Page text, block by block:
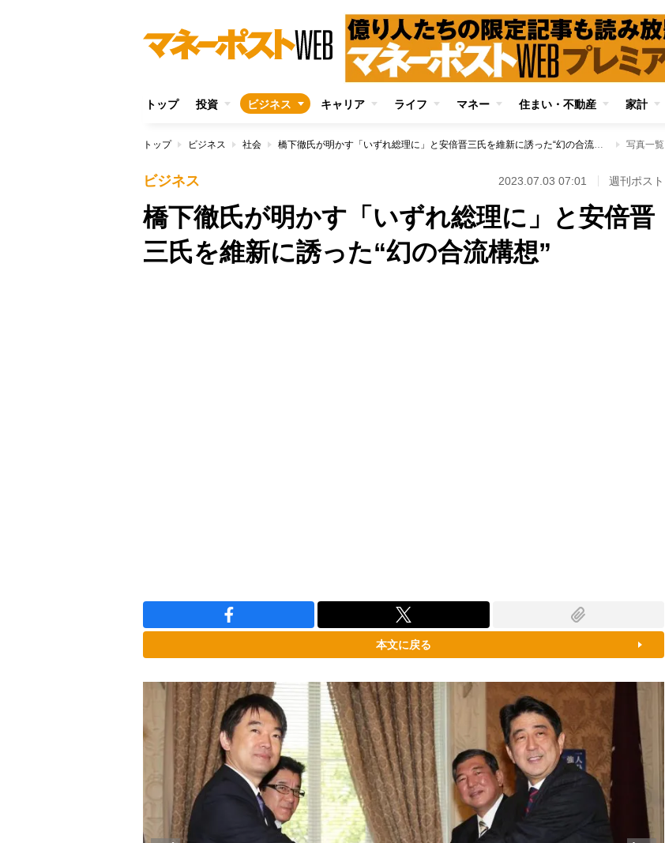
トップ 投資 ビジネス キャリア ライフ マネー 住まい・不動産 家計
トップ ビジネス 社会 橋下徹氏が明かす「いずれ総理に」と安倍晋三氏を維新に誘った“幻の合流構想” 写真一覧
ビジネス 2023.07.03 07:01 週刊ポスト
橋下徹氏が明かす「いずれ総理に」と安倍晋
三氏を維新に誘った“幻の合流構想”
本文に戻る